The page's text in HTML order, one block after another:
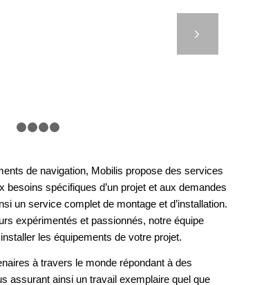
de navigation, Mobilis propose des services
besoins spécifiques d’un projet et aux demandes
un service complet de montage et d’installation.
expérimentés et passionnés, notre équipe
les équipements de votre projet.
à travers le monde répondant à des
assurant ainsi un travail exemplaire quel que